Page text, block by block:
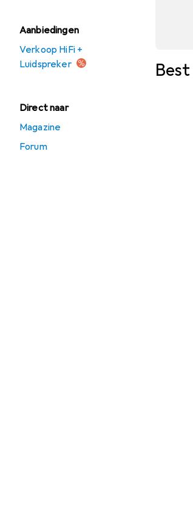
Aanbiedingen
Verkoop HiFi +
Luidspreker
Direct naar
Magazine
Forum